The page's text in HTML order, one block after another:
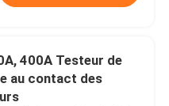
400A Testeur de
au contact des